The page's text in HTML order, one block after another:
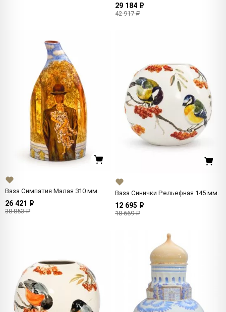
29 184 ₽
42 917 ₽
Ваза Симпатия Малая 310 мм.
26 421 ₽
38 853 ₽
Ваза Синички Рельефная 145 мм.
12 695 ₽
18 669 ₽